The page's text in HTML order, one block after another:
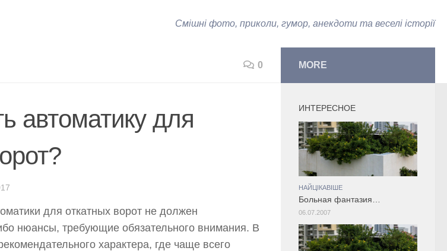
Смішні фото, приколи, гумор, анекдоти та веселі історії
0
автоматику для
для откатных ворот не должен
нюансы, требующие обязательного внимания. В
характера, где чаще всего
MORE
ИНТЕРЕСНОЕ
НАЙЦІКАВІШЕ
Больная фантазия…
06.07.2007